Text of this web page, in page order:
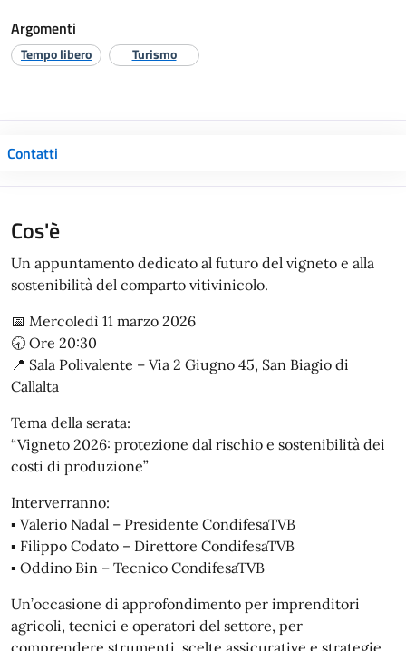
Argomenti
Tempo libero Turismo
Contatti
Cos'è
Un appuntamento dedicato al futuro del vigneto e alla
sostenibilità del comparto vitivinicolo.
📅 Mercoledì 11 marzo 2026
🕣 Ore 20:30
📍 Sala Polivalente – Via 2 Giugno 45, San Biagio di
Callalta
Tema della serata:
“Vigneto 2026: protezione dal rischio e sostenibilità dei
costi di produzione”
Interverranno:
▪️ Valerio Nadal – Presidente CondifesaTVB
▪️ Filippo Codato – Direttore CondifesaTVB
▪️ Oddino Bin – Tecnico CondifesaTVB
Un’occasione di approfondimento per imprenditori
agricoli, tecnici e operatori del settore, per
comprendere strumenti, scelte assicurative e strategie